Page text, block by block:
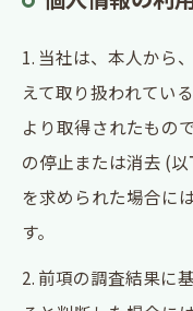
1. 当社は、本人から
えて取り扱われてい
より取得されたもの
の停止または消去 (
を求められた場合に
す。
2. 前項の調査結果に